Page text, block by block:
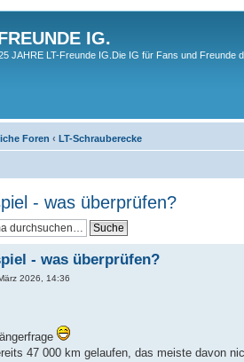
IG.
JAHRE LT-Freunde IG.Die IG für Fans und Freunde
Foren ‹ LT-Schrauberecke
- was überprüfen?
- was überprüfen?
2026, 14:36
47 000 km gelaufen, das meiste davon